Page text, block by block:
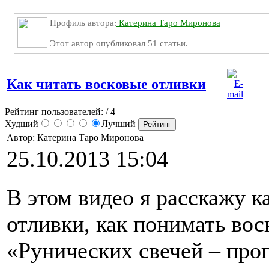
Профиль автора: Катерина Таро Миронова
Этот автор опубликовал 51 статьи.
Как читать восковые отливки
Рейтинг пользователей: / 4
Худший
Лучший
Автор: Катерина Таро Миронова
25.10.2013 15:04
В этом видео я расскажу
отливки, как понимать
«Рунических свечей –